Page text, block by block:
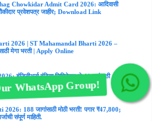
Chowkidar Admit Card 2026: आदिवासी
प्रवेशपत्र जाहीर; Download Link
2026 | ST Mahamandal Bharti 2026 –
मेगा भरती | Apply Online
इंजिनीअर्स इंडिया लिमिटेडमध्ये 41 पदांसाठी
आणि अर्ज करण्याची पद्धत
188 जागांसाठी मोठी भरती! पगार ₹47,800;
संपूर्ण माहिती.
WhatsApp Group!